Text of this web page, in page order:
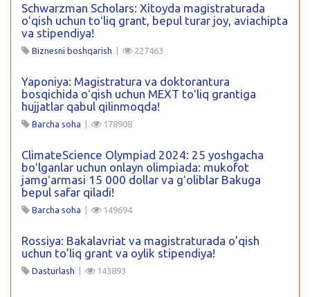
Schwarzman Scholars: Xitoyda magistraturada
oʻqish uchun toʻliq grant, bepul turar joy, aviachipta
va stipendiya!
Biznesni boshqarish | 227463
Yaponiya: Magistratura va doktorantura
bosqichida oʻqish uchun MEXT toʻliq grantiga
hujjatlar qabul qilinmoqda!
Barcha soha | 178908
ClimateScience Olympiad 2024: 25 yoshgacha
boʻlganlar uchun onlayn olimpiada: mukofot
jamgʻarmasi 15 000 dollar va gʻoliblar Bakuga
bepul safar qiladi!
Barcha soha | 149694
Rossiya: Bakalavriat va magistraturada o’qish
uchun to’liq grant va oylik stipendiya!
Dasturlash | 143893